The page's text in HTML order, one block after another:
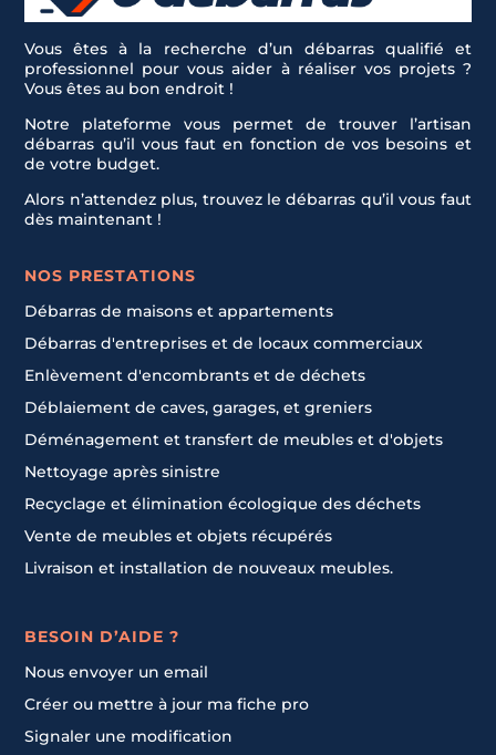
Vous êtes à la recherche d’un débarras qualifié et
professionnel pour vous aider à réaliser vos projets ?
Vous êtes au bon endroit !
Notre plateforme vous permet de trouver l’artisan
débarras qu’il vous faut en fonction de vos besoins et
de votre budget.
Alors n’attendez plus, trouvez le débarras qu’il vous faut
dès maintenant !
NOS PRESTATIONS
Débarras de maisons et appartements
Débarras d'entreprises et de locaux commerciaux
Enlèvement d'encombrants et de déchets
Déblaiement de caves, garages, et greniers
Déménagement et transfert de meubles et d'objets
Nettoyage après sinistre
Recyclage et élimination écologique des déchets
Vente de meubles et objets récupérés
Livraison et installation de nouveaux meubles.
BESOIN D’AIDE ?
Nous envoyer un email
Créer ou mettre à jour ma fiche pro
Signaler une modification